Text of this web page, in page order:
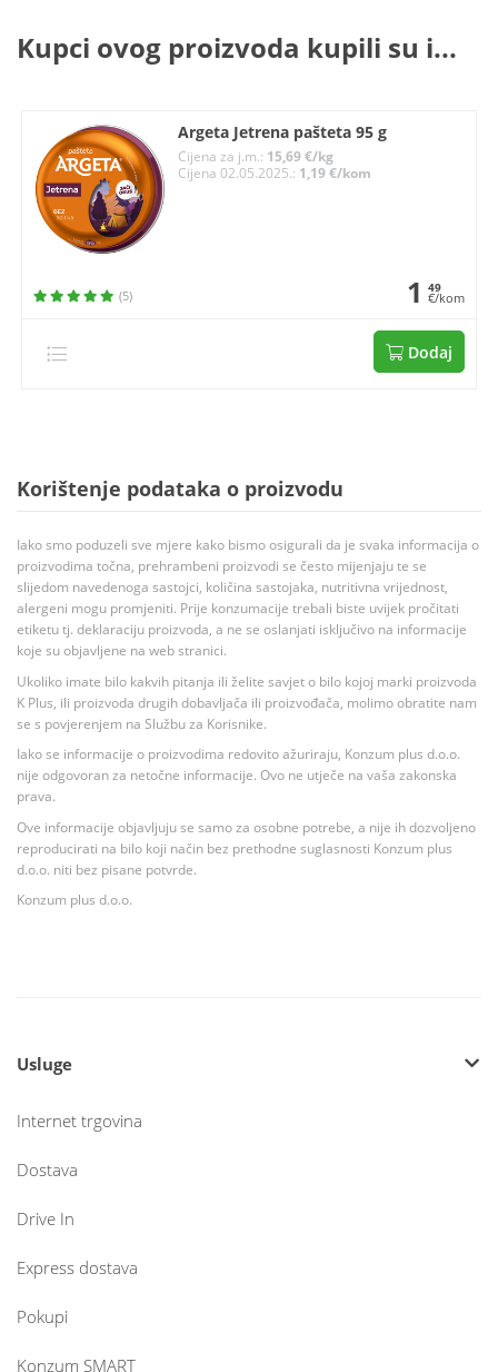
Kupci ovog proizvoda kupili su i...
Argeta Jetrena pašteta 95 g
Cijena za j.m.: 15,69 €/kg
Cijena 02.05.2025.: 1,19 €/kom
(5) 1 49
€/kom
Dodaj
Korištenje podataka o proizvodu
Iako smo poduzeli sve mjere kako bismo osigurali da je svaka informacija o
proizvodima točna, prehrambeni proizvodi se često mijenjaju te se
slijedom navedenoga sastojci, količina sastojaka, nutritivna vrijednost,
alergeni mogu promjeniti. Prije konzumacije trebali biste uvijek pročitati
etiketu tj. deklaraciju proizvoda, a ne se oslanjati isključivo na informacije
koje su objavljene na web stranici.
Ukoliko imate bilo kakvih pitanja ili želite savjet o bilo kojoj marki proizvoda
K Plus, ili proizvoda drugih dobavljača ili proizvođača, molimo obratite nam
se s povjerenjem na Službu za Korisnike.
Iako se informacije o proizvodima redovito ažuriraju, Konzum plus d.o.o.
nije odgovoran za netočne informacije. Ovo ne utječe na vaša zakonska
prava.
Ove informacije objavljuju se samo za osobne potrebe, a nije ih dozvoljeno
reproducirati na bilo koji način bez prethodne suglasnosti Konzum plus
d.o.o. niti bez pisane potvrde.
Konzum plus d.o.o.
Usluge
Internet trgovina
Dostava
Drive In
Express dostava
Pokupi
Konzum SMART